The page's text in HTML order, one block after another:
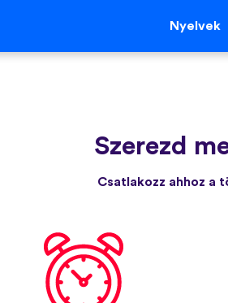
Nyelvek
Szerezd
Csatlakozz ahhoz a